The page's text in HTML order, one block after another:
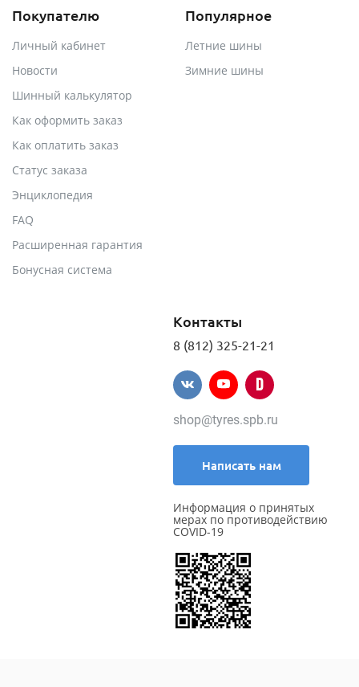
Покупателю
Личный кабинет
Новости
Шинный калькулятор
Как оформить заказ
Как оплатить заказ
Статус заказа
Энциклопедия
FAQ
Расширенная гарантия
Бонусная система
Популярное
Летние шины
Зимние шины
Контакты
8 (812) 325-21-21
shop@tyres.spb.ru
Написать нам
Информация о принятых
мерах по противодействию
COVID-19